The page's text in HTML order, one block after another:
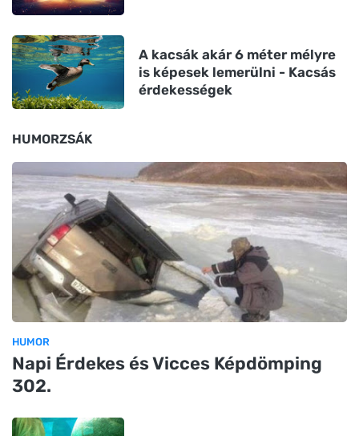
A kacsák akár 6 méter mélyre
is képesek lemerülni - Kacsás
érdekességek
HUMORZSÁK
HUMOR
Napi Érdekes és Vicces Képdömping
302.